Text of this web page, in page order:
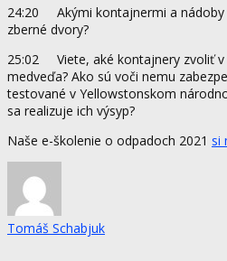
24:20 Akými kontajnermi a nádoby
zberné dvory?
25:02 Viete, aké kontajnery zvoliť v
medveďa? Ako sú voči nemu
testované v Yellowstonskom
sa realizuje ich výsyp?
Naše e-školenie o odpadoch 2021 si
Tomáš Schabjuk